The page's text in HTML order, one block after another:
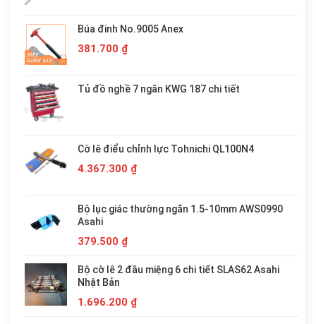
Búa đinh No.9005 Anex
381.700 ₫
Tủ đồ nghề 7 ngăn KWG 187 chi tiết
Cờ lê điểu chỉnh lực Tohnichi QL100N4
4.367.300 ₫
Bộ lục giác thường ngắn 1.5-10mm AWS0990
Asahi
379.500 ₫
Bộ cờ lê 2 đầu miệng 6 chi tiết SLAS62 Asahi
Nhật Bản
1.696.200 ₫